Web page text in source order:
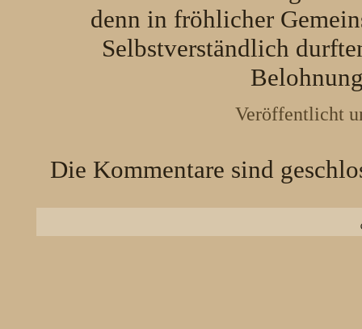
denn in fröhlicher
Selbstverständlich
Veröffentlicht
Die Kommentare sind